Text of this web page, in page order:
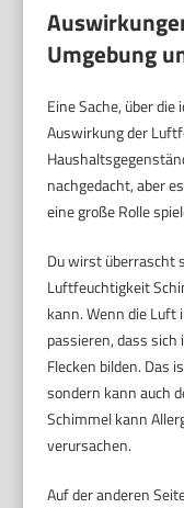
Umgebung
Eine Sache, über
Auswirkung der
nachgedacht, aber
eine große Rolle
Du wirst überrascht
Luftfeuchtigkeit
kann. Wenn die Luft
passieren, dass sich
Flecken bilden. Das
sondern kann auch
Schimmel kann
verursachen.
Auf der anderen